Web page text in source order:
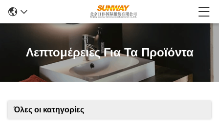
Λεπτομέρειες Για Τα Προϊόντα
Όλες οι κατηγορίες